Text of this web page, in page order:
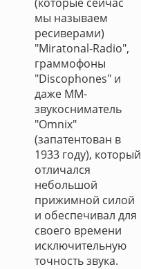
мы называем
ресиверами)
"Miratonal-Radio",
граммофоны
"Discophones" и
даже MM-
звукосниматель
"Omnix"
(запатентован в
1933 году), который
отличался
небольшой
прижимной силой
и обеспечивал для
своего времени
исключительную
точность звука.